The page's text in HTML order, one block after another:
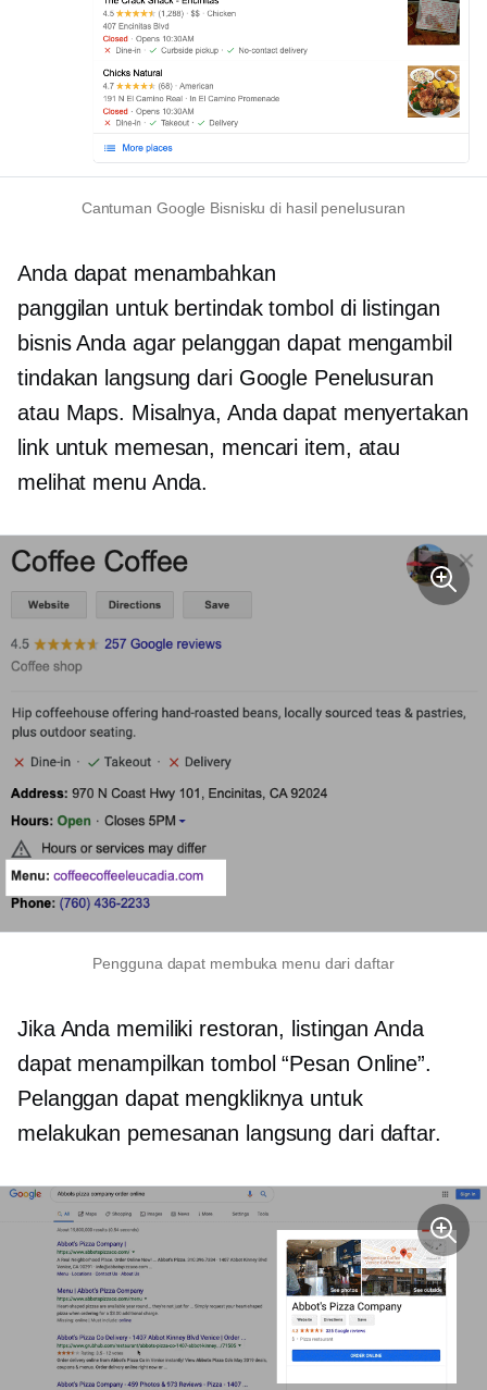
Cantuman Google Bisnisku di hasil penelusuran
Anda dapat menambahkan
panggilan untuk bertindaktombol di listingan
bisnis Anda agar pelanggan dapat mengambil
tindakan langsung dari Google Penelusuran
atau Maps. Misalnya, Anda dapat menyertakan
link untuk memesan, mencari item, atau
melihat menu Anda.
Pengguna dapat membuka menu dari daftar
Jika Anda memiliki restoran, listingan Anda
dapat menampilkan tombol “Pesan Online”.
Pelanggan dapat mengkliknya untuk
melakukan pemesanan langsung dari daftar.